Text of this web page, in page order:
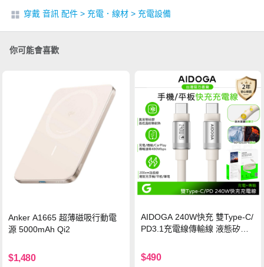
穿戴 音訊 配件 > 充電．線材 > 充電設備
你可能會喜歡
Anker A1665 超薄磁吸行動電
源 5000mAh Qi2
$1,480
AIDOGA 240W快充 雙Type-C/
PD3.1充電線傳輸線 液態矽膠
機/平板/筆電
$490